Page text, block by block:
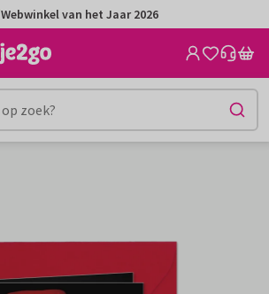
Webwinkel van het Jaar 2026